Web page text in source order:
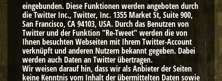
eingebunden. Diese Funktionen werden angeboten durch
die Twitter Inc., Twitter, Inc. 1355 Market St, Suite 900,
San Francisco, CA 94103, USA. Durch das Benutzen von
Twitter und der Funktion "Re-Tweet" werden die von
Ihnen besuchten Webseiten mit Ihrem Twitter-Account
verknüpft und anderen Nutzern bekannt gegeben. Dabei
werden auch Daten an Twitter übertragen.
Wir weisen darauf hin, dass wir als Anbieter der Seiten
keine Kenntnis vom Inhalt der übermittelten Daten sowie